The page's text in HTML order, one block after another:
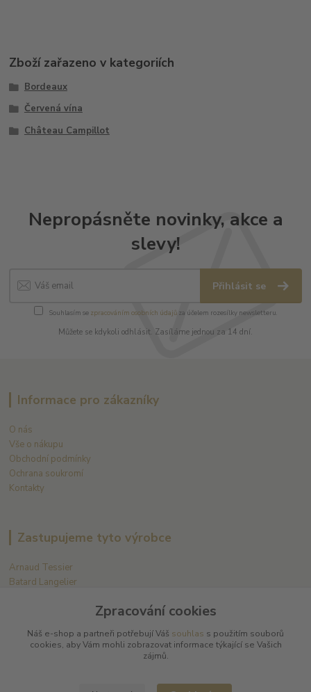
Zboží zařazeno v kategoriích
Bordeaux
Červená vína
Château Campillot
Nepropásněte novinky, akce a
slevy!
Přihlásit se
Souhlasím se zpracováním osobních údajůza účelem rozesílky newsletteru.
Můžete se kdykoli odhlásit. Zasíláme jednou za 14 dní.
Informace pro zákazníky
O nás
Vše o nákupu
Obchodní podmínky
Ochrana soukromí
Kontakty
Zastupujeme tyto výrobce
Arnaud Tessier
Batard Langelier
Chablis Daniel-Etienne Defaix
Champagne Jean-Marc Sélèque
Zpracování cookies
Náš e-shop a partneři potřebují Váš souhlas s použitím souborů
cookies, aby Vám mohli zobrazovat informace týkající se Vašich
zájmů.